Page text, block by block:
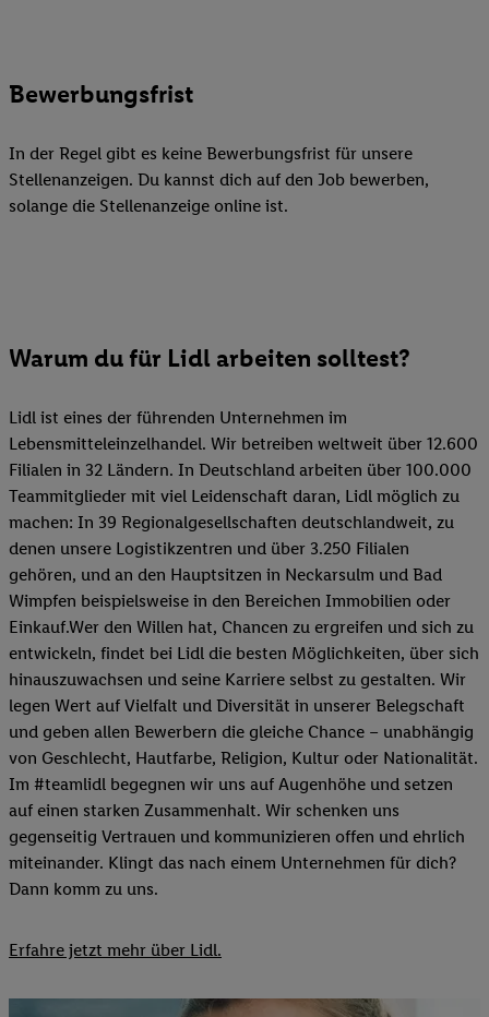
Bewerbungsfrist
In der Regel gibt es keine Bewerbungsfrist für unsere
Stellenanzeigen. Du kannst dich auf den Job bewerben,
solange die Stellenanzeige online ist.
Warum du für Lidl arbeiten solltest?
Lidl ist eines der führenden Unternehmen im
Lebensmitteleinzelhandel. Wir betreiben weltweit über 12.600
Filialen in 32 Ländern. In Deutschland arbeiten über 100.000
Teammitglieder mit viel Leidenschaft daran, Lidl möglich zu
machen: In 39 Regionalgesellschaften deutschlandweit, zu
denen unsere Logistikzentren und über 3.250 Filialen
gehören, und an den Hauptsitzen in Neckarsulm und Bad
Wimpfen beispielsweise in den Bereichen Immobilien oder
Einkauf.Wer den Willen hat, Chancen zu ergreifen und sich zu
entwickeln, findet bei Lidl die besten Möglichkeiten, über sich
hinauszuwachsen und seine Karriere selbst zu gestalten. Wir
legen Wert auf Vielfalt und Diversität in unserer Belegschaft
und geben allen Bewerbern die gleiche Chance – unabhängig
von Geschlecht, Hautfarbe, Religion, Kultur oder Nationalität.
Im #teamlidl begegnen wir uns auf Augenhöhe und setzen
auf einen starken Zusammenhalt. Wir schenken uns
gegenseitig Vertrauen und kommunizieren offen und ehrlich
miteinander. Klingt das nach einem Unternehmen für dich?
Dann komm zu uns.​
Erfahre jetzt mehr über Lidl.